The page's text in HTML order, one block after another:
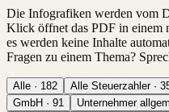
Die Infografiken werden vom
Klick öffnet das PDF in einem
es werden keine Inhalte
Fragen zu einem Thema?
Alle · 182 Alle Steuerzahler·
GmbH · 91 Unternehmer